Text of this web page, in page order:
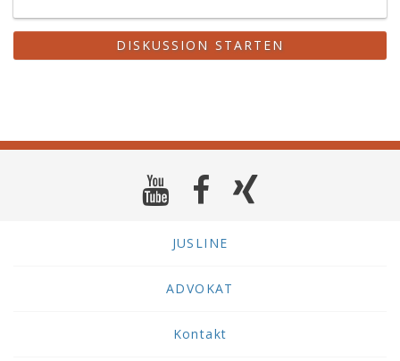
DISKUSSION STARTEN
JUSLINE
ADVOKAT
Kontakt